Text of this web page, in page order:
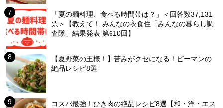
「夏の麺料理、食べる時間帯は？」＜回答数37,131
票＞【教えて！ みんなの衣食住「みんなの暮らし調
査隊」結果発表 第610回】
【夏野菜の王様！】苦みがクセになる！ピーマンの
絶品レシピ8選
コスパ最強！ひき肉の絶品レシピ8選【和・洋・エス